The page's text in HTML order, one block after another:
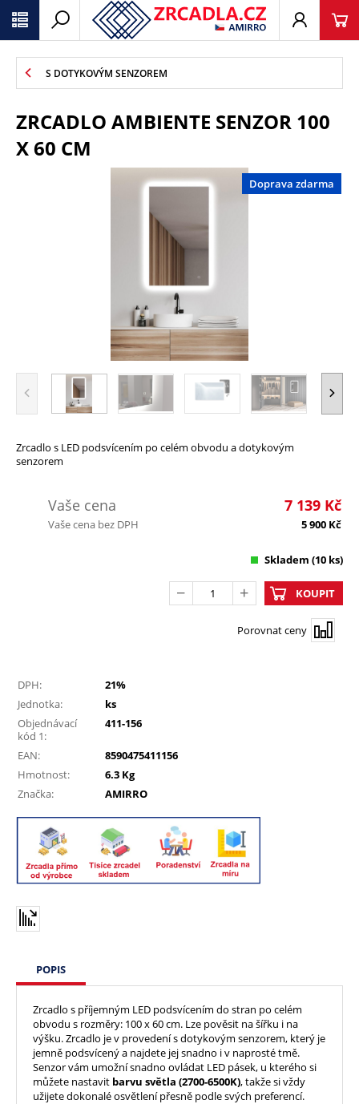
S DOTYKOVÝM SENZOREM
ZRCADLO AMBIENTE SENZOR 100
X 60 CM
Zrcadlo s LED podsvícením po celém obvodu a dotykovým
senzorem
Vaše cena 7 139 Kč
Vaše cena bez DPH 5 900 Kč
Skladem (10 ks)
Porovnat ceny
KOUPIT
DPH:
21%
Jednotka:
ks
Objednávací
kód 1:
411-156
EAN:
8590475411156
Hmotnost:
6.3 Kg
Značka:
AMIRRO
POPIS
Zrcadlo s příjemným LED podsvícením do stran po celém
obvodu s rozměry: 100 x 60 cm. Lze pověsit na šířku i na
výšku. Zrcadlo je v provedení s dotykovým senzorem, který je
jemně podsvícený a najdete jej snadno i v naprosté tmě.
Senzor vám umožní snadno ovládat LED pásek, u kterého si
můžete nastavit barvu světla (2700-6500K), takže si vždy
užijete dokonalé osvětlení přesně podle svých preferencí.
Doprava zdarma